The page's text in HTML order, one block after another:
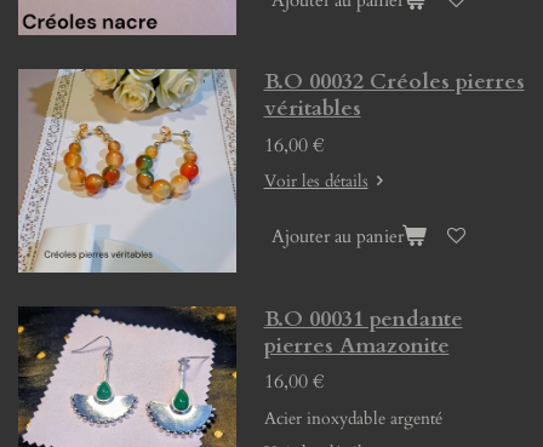
B.O 00032 Créoles pierres
véritables
16,00 €
Voir les détails
Ajouter au panier
B.O 00031 pendante
pierres Amazonite
16,00 €
Acier inoxydable argenté